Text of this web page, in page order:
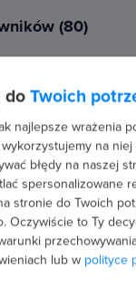
(80)
z jedną myślą - w
anatomii
sceptyczny.
Czytaj więcej
do Twoich
najlepsze wrażenia
na niej
błędy na naszej
spersonalizowane
stronie do Twoich
Oczywiście to Ty
lub w polityce